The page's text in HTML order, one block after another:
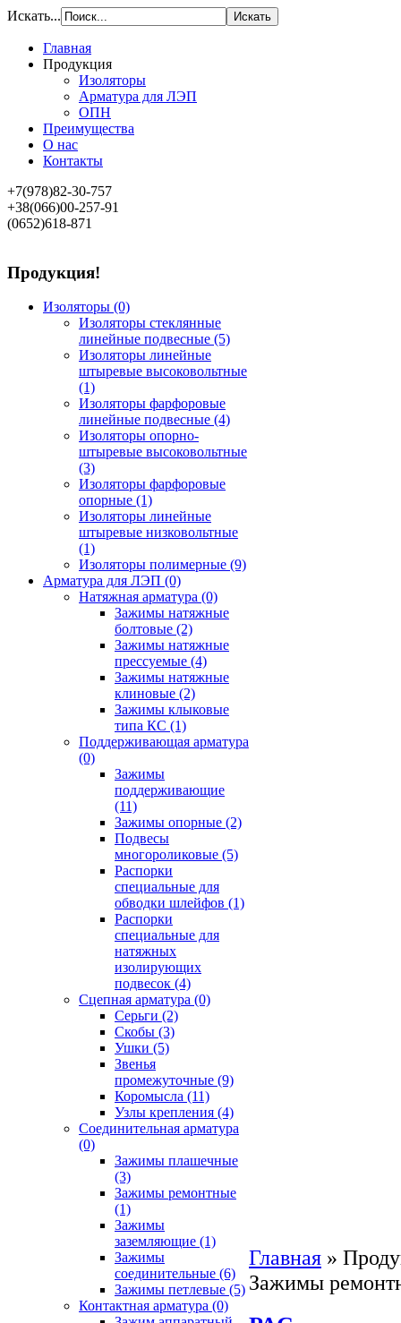
Искать...
Главная
Продукция
Изоляторы
Арматура для ЛЭП
ОПН
Преимущества
О нас
Контакты
+7(978)82-30-757
+38(066)00-257-91
(0652)618-871
Продукция!
Изоляторы (0)
Изоляторы стеклянные
линейные подвесные (5)
Изоляторы линейные
штыревые высоковольтные
(1)
Изоляторы фарфоровые
линейные подвесные (4)
Изоляторы опорно-
штыревые высоковольтные
(3)
Изоляторы фарфоровые
опорные (1)
Изоляторы линейные
штыревые низковольтные
(1)
Изоляторы полимерные (9)
Арматура для ЛЭП (0)
Натяжная арматура (0)
Зажимы натяжные
болтовые (2)
Зажимы натяжные
прессуемые (4)
Зажимы натяжные
клиновые (2)
Зажимы клыковые
типа КС (1)
Поддерживающая арматура
(0)
Зажимы
поддерживающие
(11)
Зажимы опорные (2)
Подвесы
многороликовые (5)
Распорки
специальные для
обводки шлейфов (1)
Распорки
специальные для
натяжных
изолирующих
подвесок (4)
Сцепная арматура (0)
Серьги (2)
Скобы (3)
Ушки (5)
Звенья
промежуточные (9)
Коромысла (11)
Узлы крепления (4)
Соединительная арматура
(0)
Зажимы плашечные
(3)
Зажимы ремонтные
(1)
Зажимы
заземляющие (1)
Зажимы
соединительные (6)
Зажимы петлевые (5)
Контактная арматура (0)
Главная »
Зажимы